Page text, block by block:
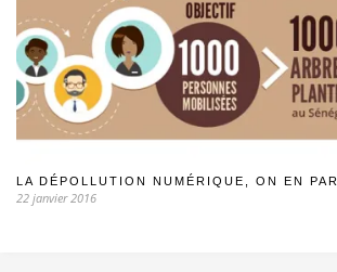
LA DÉPOLLUTION NUMÉRIQUE, ON EN
22 janvier 2016